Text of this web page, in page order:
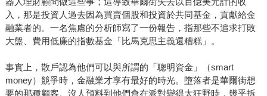
入，那是投資人過去因為買賣個股和投資於共同基金，貢獻給金
融業者的。一名焦慮的分析師寫了一份報告，指那些不追求打敗
大盤、費用低廉的指數基金「比馬克思主義還糟糕」。
事實上，散戶認為他們可以與所謂的「聰明資金」（smart
money）競爭時，金融業才享有最好的時光。墮落者是華爾街想
要的那種顧客。沒人預料到他們會在派對變得太狂野時，幾乎拆